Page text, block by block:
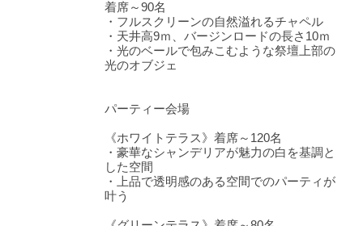
着席～90名
・フルスクリーンの自然溢れるチャペル
・天井高9ｍ、バージンロードの長さ10ｍ
・光のベールで包みこむような祭壇上部の
光のオブジェ
パーティー会場
《ホワイトテラス》着席～120名
・豪華なシャンデリアが魅力の白を基調と
した空間
・上品で透明感のある空間でのパーティが
叶う